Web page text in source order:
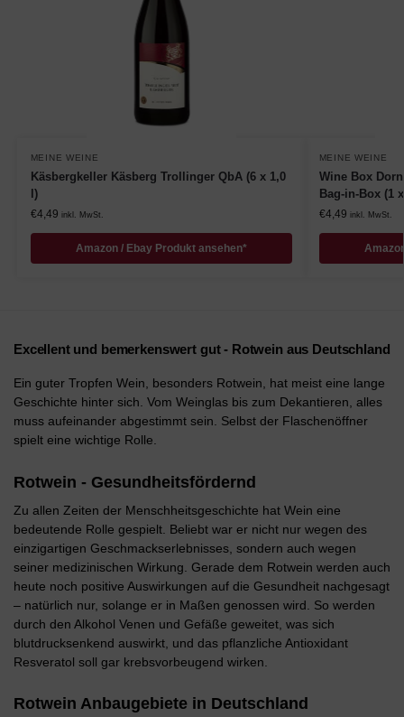
MEINE WEINE
Käsbergkeller Käsberg Trollinger QbA (6 x 1,0
l)
€4,49 inkl. MwSt.
Amazon / Ebay Produkt ansehen*
MEINE WEINE
Wine Box
Bag-in-Box (1
€4,49 inkl. MwSt.
Excellent und bemerkenswert gut - Rotwein aus Deutschland
Ein guter Tropfen Wein, besonders Rotwein, hat meist eine lange
Geschichte hinter sich. Vom Weinglas bis zum Dekantieren, alles
muss aufeinander abgestimmt sein. Selbst der Flaschenöffner
spielt eine wichtige Rolle.
Rotwein - Gesundheitsfördernd
Zu allen Zeiten der Menschheitsgeschichte hat Wein eine
bedeutende Rolle gespielt. Beliebt war er nicht nur wegen des
einzigartigen Geschmackserlebnisses, sondern auch wegen
seiner medizinischen Wirkung. Gerade dem Rotwein werden auch
heute noch positive Auswirkungen auf die Gesundheit nachgesagt
– natürlich nur, solange er in Maßen genossen wird. So werden
durch den Alkohol Venen und Gefäße geweitet, was sich
blutdrucksenkend auswirkt, und das pflanzliche Antioxidant
Resveratol soll gar krebsvorbeugend wirken.
Rotwein Anbaugebiete in Deutschland